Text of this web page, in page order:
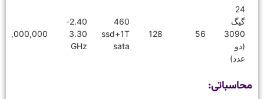
24
گیگ
3090
(دو
عدد)
56
128
460
ssd+1T
sata
2.40-
3.30
GHz
27,000,000
محاسباتی: